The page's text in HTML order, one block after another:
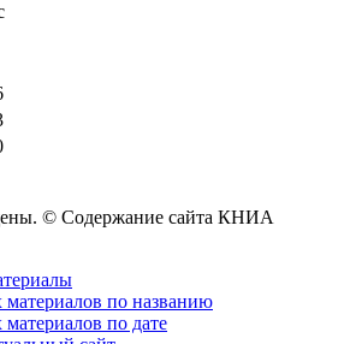
© Содержание сайта КНИА
по названию
по дате